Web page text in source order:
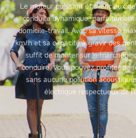
Le moteur puissant et silencieux
conduite dynamique,
domicile-travail. Avec sa vitesse
km/h et sa capacité à gravir des
suffit de monter sur le
conduire. Vous pouvez profiter de
sans aucune pollution
électrique respectueux de